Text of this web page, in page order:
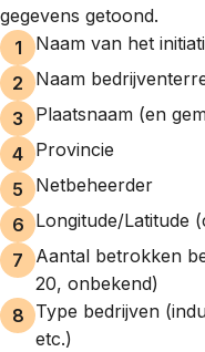
gegevens getoond.
Naam van het
Naam
Plaatsnaam (en
Provincie
Netbeheerder
Longitude/Latitude
Aantal betrokken
20, onbekend)
Type bedrijven
etc.)